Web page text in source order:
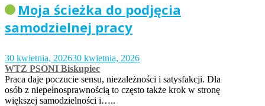
Moja ścieżka do podjęcia
samodzielnej pracy
30 kwietnia, 202630 kwietnia, 2026
WTZ PSONI Biskupiec
Praca daje poczucie sensu, niezależności i satysfakcji. Dla
osób z niepełnosprawnością to często także krok w stronę
większej samodzielności i…..